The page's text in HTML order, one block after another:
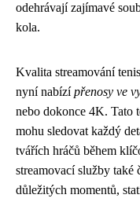
odehrávají zajímavé
kola.
Kvalita streamování
nyní nabízípřenosy ve
nebo dokonce 4K. Tato
mohu sledovat každý
tvářích hráčů během
streamovací služby také
důležitých momentů,